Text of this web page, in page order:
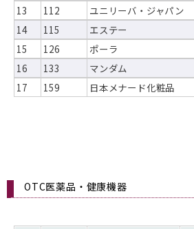
13
112 ユニリーバ・ジャパン
14
115 エステー
15
126 ポーラ
16
133 マンダム
17
159 日本メナード化粧品
OTC医薬品・健康機器